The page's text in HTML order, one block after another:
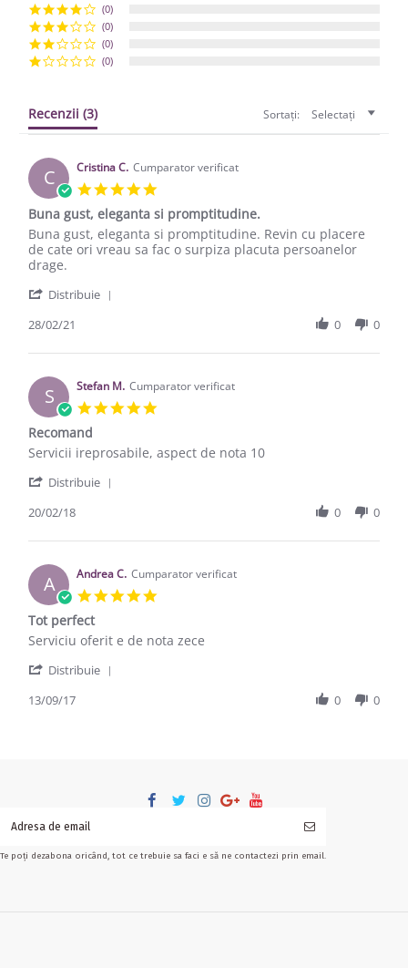
(0)
(0)
(0)
(0)
Recenzii (3) Sortați: Selectați
C Cristina C. Cumparator verificat
Buna gust, eleganta si promptitudine.
Review by Cristina C. on 28 Feb 2021
review stating Buna gust, eleganta si promptitudine.
Buna gust, eleganta si promptitudine. Revin cu placere
de cate ori vreau sa fac o surpiza placuta persoanelor
drage.
Distribuie
28/02/21 0 0
S Stefan M. Cumparator verificat
Recomand
Review by Stefan M. on 20 Feb 2018
review stating Recomand
Servicii ireprosabile, aspect de nota 10
Distribuie
20/02/18 0 0
A Andrea C. Cumparator verificat
Tot perfect
Review by Andrea C. on 13 Sep 2017
review stating Tot perfect
Serviciu oferit e de nota zece
Distribuie
13/09/17 0 0
Te poți dezabona oricând, tot ce trebuie sa faci e să ne contactezi prin email.